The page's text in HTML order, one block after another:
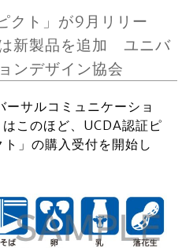
クト」が9月リリー
新製品を追加 ユニバ
ンデザイン協会
ーサルコミュニケーショ
このほど、UCDA認証ピ
」の購入受付を開始し